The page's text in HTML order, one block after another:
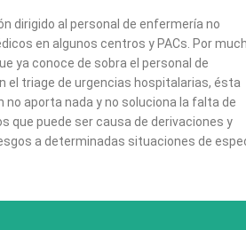
dirigido al personal de enfermería no
en algunos centros y PACs. Por
ya conoce de sobra el personal de
el triage de urgencias hospitalarias, ésta
no aporta nada y no soluciona la falta de
que puede ser causa de derivaciones y
a determinadas situaciones de